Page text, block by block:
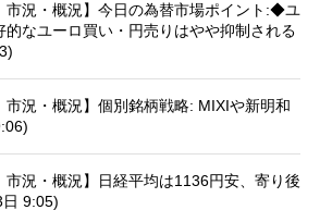
市況・概況】今日の為替市場ポイント:◆ユ
なユーロ買い・円売りはやや抑制される
況・概況】個別銘柄戦略: MIXIや新明和
況・概況】日経平均は1136円安、寄り後
9:05)